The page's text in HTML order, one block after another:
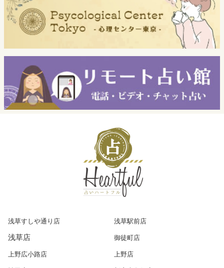
浅草すしや通り店 浅草駅前店
浅草店
御徒町店
上野広小路店
上野店